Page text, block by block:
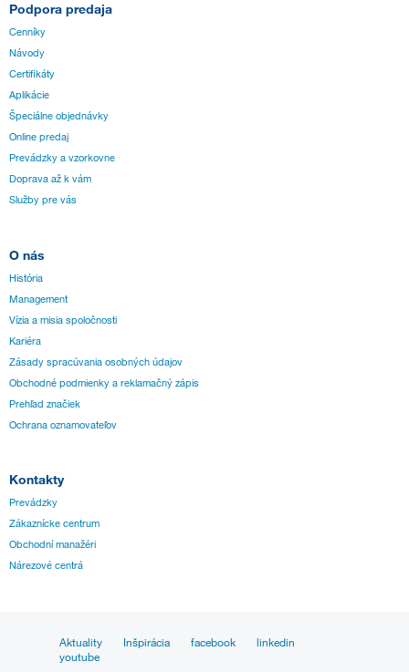
Podpora predaja
Cenníky
Návody
Certifikáty
Aplikácie
Špeciálne objednávky
Online predaj
Prevádzky a vzorkovne
Doprava až k vám
Služby pre vás
O nás
História
Management
Vízia a misia spoločnosti
Kariéra
Zásady spracúvania osobných údajov
Obchodné podmienky a reklamačný zápis
Prehľad značiek
Ochrana oznamovateľov
Kontakty
Prevádzky
Zákaznícke centrum
Obchodní manažéri
Nárezové centrá
Aktuality Inšpirácia facebook
linkedin
youtube